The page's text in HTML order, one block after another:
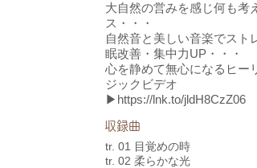
大自然の営みを感じ何も考
ス・・・
自然音と美しい音楽でスト
眠改善・集中力UP・・・
心を静めて無心になるヒー
ジックビデオ
▶ https://lnk.to/jldH8CzZ06
​収録曲
tr. 01 目覚めの時
tr. 02 柔らかな光